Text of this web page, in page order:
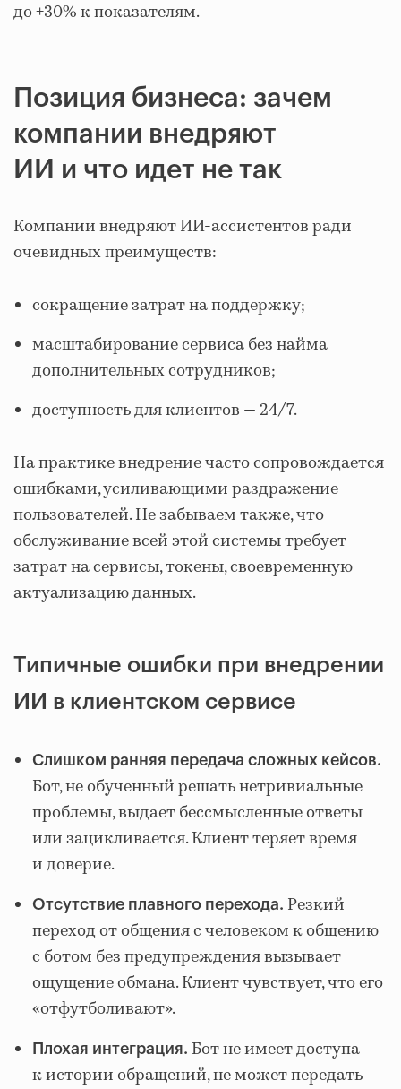
до +30% к показателям.
Позиция бизнеса: зачем
компании внедряют
ИИ и что идет не так
Компании внедряют ИИ‑ассистентов ради
очевидных преимуществ:
сокращение затрат на поддержку;
масштабирование сервиса без найма
дополнительных сотрудников;
доступность для клиентов — 24/7.
На практике внедрение часто сопровождается
ошибками, усиливающими раздражение
пользователей. Не забываем также, что
обслуживание всей этой системы требует
затрат на сервисы, токены, своевременную
актуализацию данных.
Типичные ошибки при внедрении
ИИ в клиентском сервисе
Слишком ранняя передача сложных кейсов.
Бот, не обученный решать нетривиальные
проблемы, выдает бессмысленные ответы
или зацикливается. Клиент теряет время
и доверие.
Отсутствие плавного перехода. Резкий
переход от общения с человеком к общению
с ботом без предупреждения вызывает
ощущение обмана. Клиент чувствует, что его
«отфутболивают».
Плохая интеграция. Бот не имеет доступа
к истории обращений, не может передать